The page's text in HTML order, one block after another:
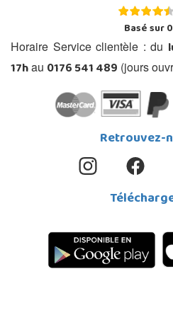
Basé sur0
Horaire Service clientèle : du
17hau 0176 541 489 (jours
Retrouvez-